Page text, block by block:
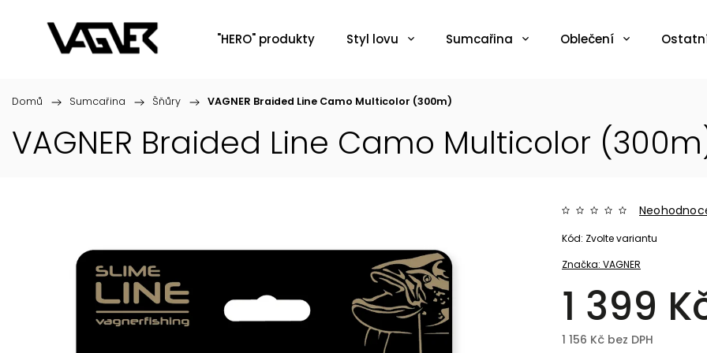
"HERO" produkty Styl lovu Sumcařina Oblečení
Domů / Sumcařina / Šňůry / VAGNER Braided Line Camo Multicolor (300m)
VAGNER Braided Line Camo Multicolor
Značka:VAGNER
1 399
1 156 Kč bez DPH
Kód: Zvolte variantu